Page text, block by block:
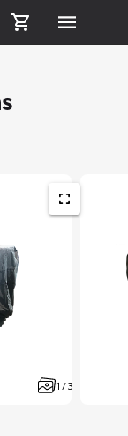
1 / 3